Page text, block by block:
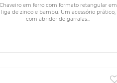
garrafas
Chaveiro em ferro com formato retangular em
liga de zinco e bambu. Um acessório prático,
com abridor de garrafas...